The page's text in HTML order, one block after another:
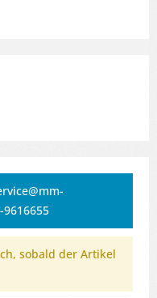
sobald der Artikel